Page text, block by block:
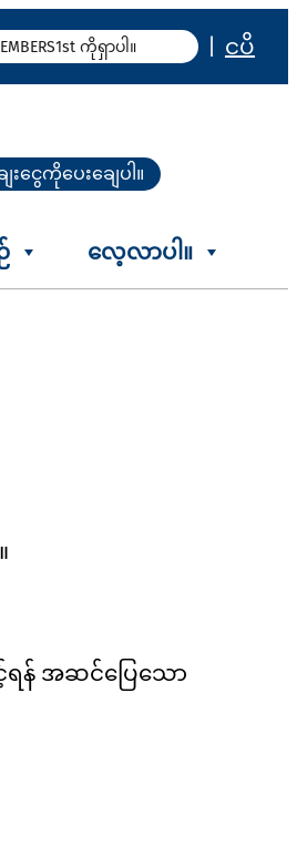
ငပိ
ငွေကိုပေးချေပါ။
လေ့လာပါ။
န် အဆင်ပြေသော